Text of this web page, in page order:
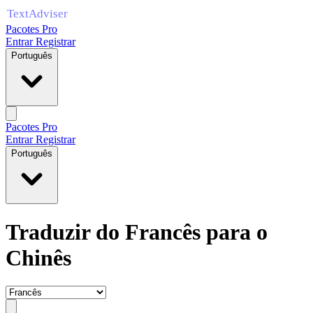
Pacotes Pro
EntrarRegistrar
Português
Pacotes Pro
EntrarRegistrar
Português
Traduzir do Francês para o
Chinês